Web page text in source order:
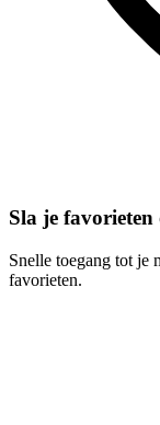
Sla je favorieten
Snelle toegang tot je
favorieten.